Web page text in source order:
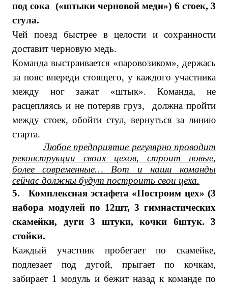
под сока («штыки черновой меди») 6 стоек, 3
стула.
Чей поезд быстрее в целости и сохранности
доставит черновую медь.
Команда выстраивается «паровозиком», держась
за пояс впереди стоящего, у каждого участника
между ног зажат «штык». Команда, не
расцепляясь и не потеряв груз, должна пройти
между стоек, обойти стул, вернуться за линию
старта.
Любое предприятие регулярно проводит
реконструкции своих цехов, строит новые,
более современные… Вот и наши команды
сейчас должны будут построить свои цеха.
5.
Комплексная эстафета «Построим цех» (3
набора модулей по 12шт, 3 гимнастических
скамейки, дуги 3 штуки, кочки 6штук. 3
стойки.
Каждый участник пробегает по скамейке,
подлезает под дугой, прыгает по кочкам,
забирает 1 модуль и бежит назад к команде по